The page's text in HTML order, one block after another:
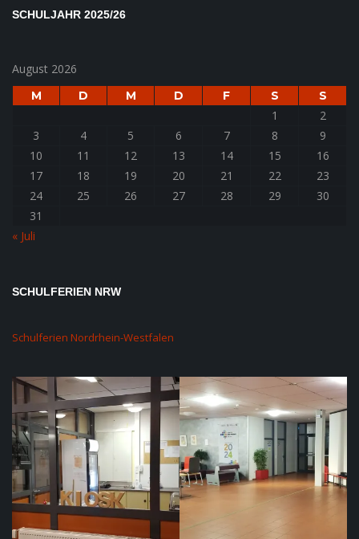
SCHULJAHR 2025/26
August 2026
M D M D F S S
1
2
3
4 5 6 7 8
9
10
11 12 13 14 15
16
17
18 19 20 21 22
23
24
25 26 27 28 29
30
31
« Juli
SCHULFERIEN NRW
Schulferien Nordrhein-Westfalen